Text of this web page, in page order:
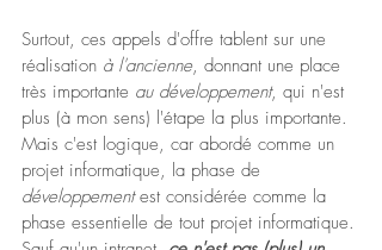
Surtout, ces appels d'offre tablent sur une
réalisation à l'ancienne, donnant une place
très importante au développement, qui n'est
plus (à mon sens) l'étape la plus importante.
Mais c'est logique, car abordé comme un
projet informatique, la phase de
développement est considérée comme la
phase essentielle de tout projet informatique.